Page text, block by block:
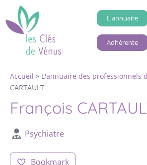
L'annuaire
Adhérente
Accueil » L'annuaire des professionnels
CARTAULT
François
Psychiatre
Bookmark